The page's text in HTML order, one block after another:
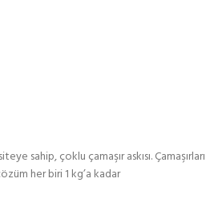
sahip, çoklu çamaşır askısı. Çamaşırları
her biri 1 kg’a kadar